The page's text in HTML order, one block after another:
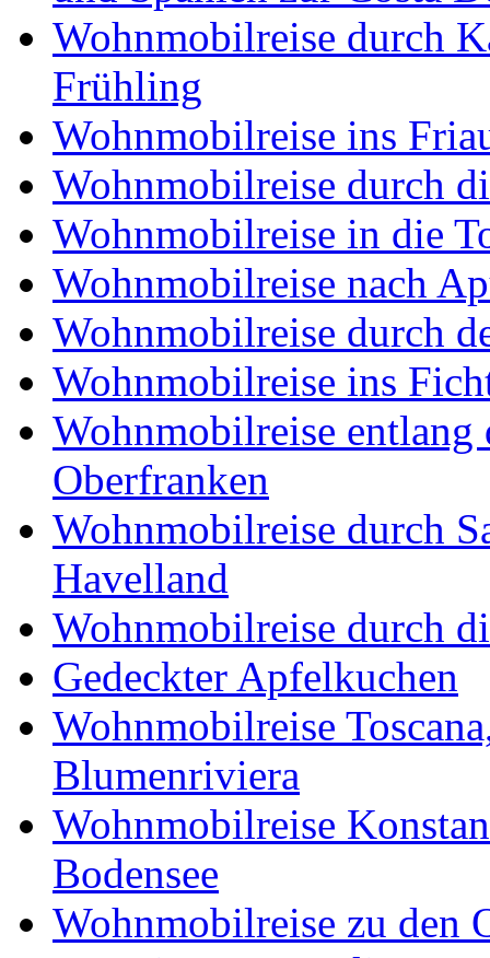
Wohnmobilreise durch
Frühling
Wohnmobilreise ins
Wohnmobilreise durch
Wohnmobilreise in die
Wohnmobilreise nach
Wohnmobilreise durch
Wohnmobilreise ins
Wohnmobilreise
Oberfranken
Wohnmobilreise durch
Havelland
Wohnmobilreise durch
Gedeckter Apfelkuchen
Wohnmobilreise
Blumenriviera
Wohnmobilreise
Bodensee
Wohnmobilreise zu den